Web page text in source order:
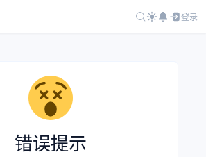
登录
错误提示